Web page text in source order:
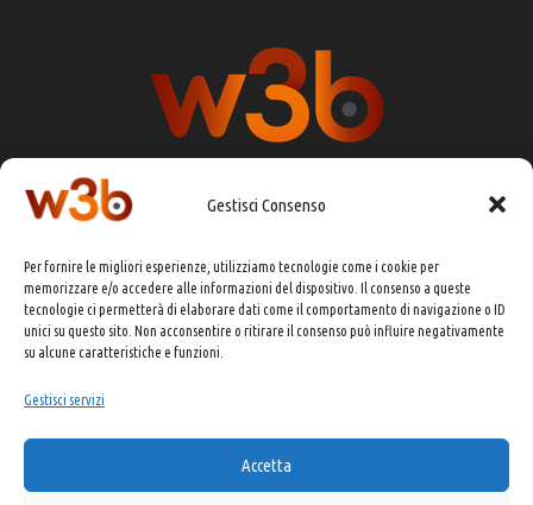
Gestisci Consenso
Per fornire le migliori esperienze, utilizziamo tecnologie come i cookie per
memorizzare e/o accedere alle informazioni del dispositivo. Il consenso a queste
tecnologie ci permetterà di elaborare dati come il comportamento di navigazione o ID
unici su questo sito. Non acconsentire o ritirare il consenso può influire negativamente
su alcune caratteristiche e funzioni.
Gestisci servizi
Accetta
DIRETTORE RESPONSABILE:
CHIARA PORTA
REDAZIONE & GRAFICA:EOIPSO.IT
EDITORE:EOIPSO.IT
CONTATTI:redazione@presskit.it
COPYRIGHT 2025 EO IPSO SRL
PRIVACY POLICY&COOKIE POLICY